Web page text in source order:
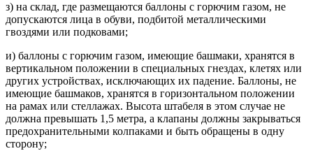
з) на склад, где размещаются баллоны с горючим газом, не
допускаются лица в обуви, подбитой металлическими
гвоздями или подковами;
и) баллоны с горючим газом, имеющие башмаки, хранятся в
вертикальном положении в специальных гнездах, клетях или
других устройствах, исключающих их падение. Баллоны, не
имеющие башмаков, хранятся в горизонтальном положении
на рамах или стеллажах. Высота штабеля в этом случае не
должна превышать 1,5 метра, а клапаны должны закрываться
предохранительными колпаками и быть обращены в одну
сторону;